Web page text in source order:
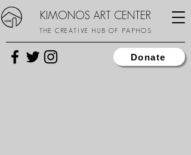
KIMONOS ART CENTER
THE CREATIVE HUB OF PAPHOS
Donate